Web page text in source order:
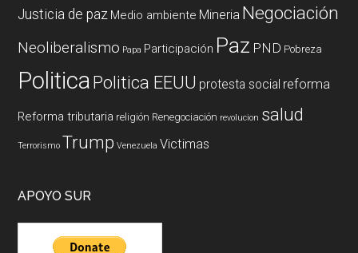
Justicia de paz Medio ambiente Mineria Negociación
Neoliberalismo Papa Participación Paz PND Pobreza
PoliticaPolitica EEUU protesta social reforma
Reforma tributaria religión Renegociación revolucion salud
Terrorismo Trump Venezuela Victimas
APOYO SUR